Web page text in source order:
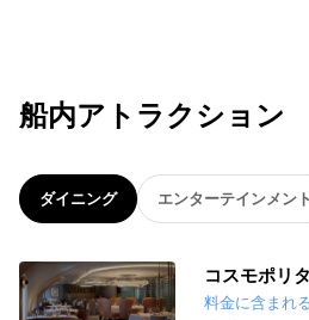
船内アトラクション
ダイニング エンターテインメント
コスモポリ
料金に含まれ